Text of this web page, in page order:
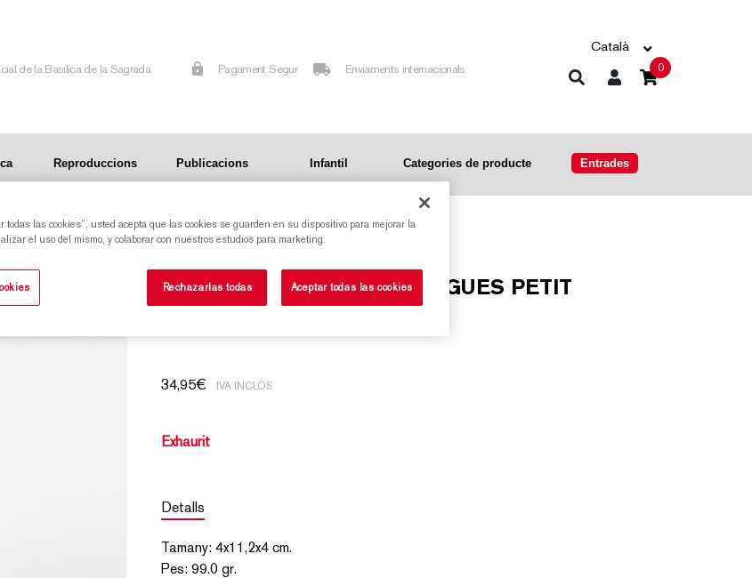
de la Basílica de la Sagrada
Pagament Segur Enviaments internacionals
Català
0
Reproduccions Publicacions Infantil Categories de producte Entrades
REPRODUCCIÓ PINACLE FIGUES PETIT
ARTBONA
34,95€ IVA INCLÒS
Exhaurit
Detalls
Tamany: 4x11,2x4cm.
Pes: 99.0 gr.
todas las cookies”, usted acepta que las cookies se guarden en su dispositivo para mejorar la
el uso del mismo, y colaborar con nuestros estudios para marketing.
Rechazarlas todas Aceptar todas las cookies